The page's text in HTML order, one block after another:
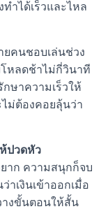
ทำได้เร็วและไหล
ยคนชอบเล่นช่วง
โหลดช้าไม่กี่วินาที
ษาความเร็วให้
ไม่ต้องคอยลุ้นว่า
ปวดหัว
าก ความสนุกก็จบ
าเงินเข้าออกเมื่อ
างขั้นตอนให้สั้น